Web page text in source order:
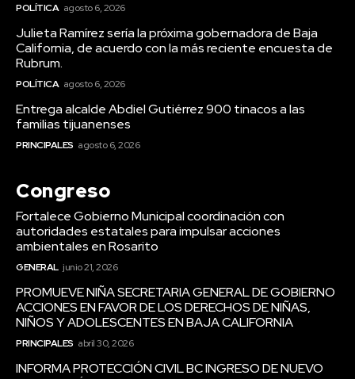
POLÍTICA agosto 6, 2026
Julieta Ramírez sería la próxima gobernadora de Baja
California, de acuerdo con la más reciente encuesta de
Rubrum.
POLÍTICA agosto 6, 2026
Entrega alcalde Abdiel Gutiérrez 900 tinacos a las
familias tijuanenses
PRINCIPALES agosto 6, 2026
Congreso
Fortalece Gobierno Municipal coordinación con
autoridades estatales para impulsar acciones
ambientales en Rosarito
GENERAL junio 21, 2026
PROMUEVE NIÑA SECRETARIA GENERAL DE GOBIERNO
ACCIONES EN FAVOR DE LOS DERECHOS DE NIÑAS,
NIÑOS Y ADOLESCENTES EN BAJA CALIFORNIA
PRINCIPALES abril 30, 2026
INFORMA PROTECCIÓN CIVIL BC INGRESO DE NUEVO